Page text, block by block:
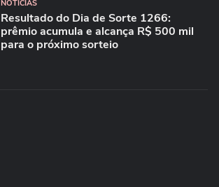
NOTÍCIAS
Resultado do Dia de Sorte 1266:
prêmio acumula e alcança R$ 500 mil
para o próximo sorteio